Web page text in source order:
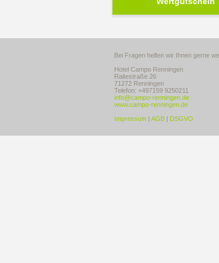
Bei Fragen helfen wir Ihnen gerne
Hotel Campo Renningen
Raitestraße 26
71272 Renningen
Telefon: +497159 9250211
info@campo-renningen.de
www.campo-renningen.de
Impressum | AGB | DSGVO